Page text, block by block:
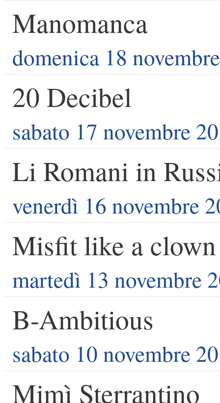
Manomanca
domenica 18
20 Decibel
sabato 17 novembre
Li Romani in
venerdì 16 novembre
Misfit like a clown
martedì 13 novembre
B-Ambitious
sabato 10 novembre
Mimì Sterrantino